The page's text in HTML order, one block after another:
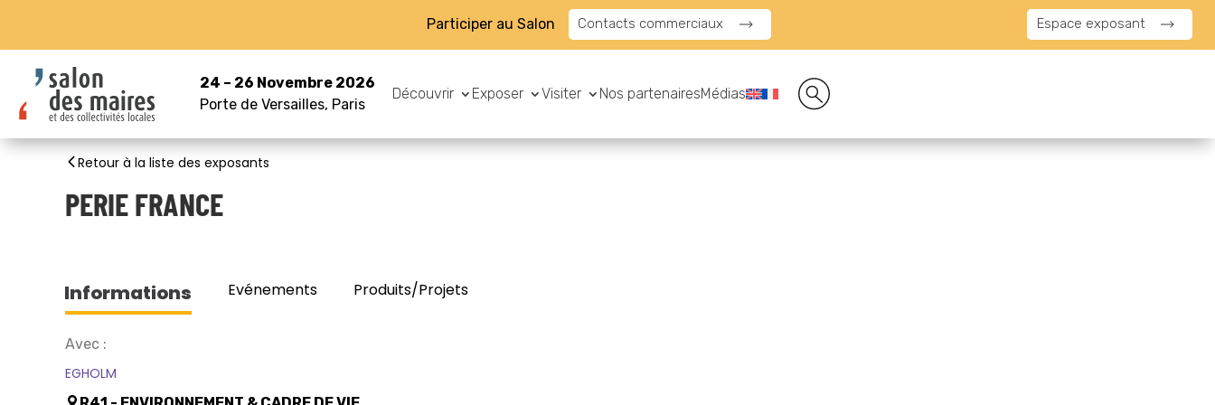
Participer au Salon Contacts commerciaux Espace exposant
24 – 26 Novembre 2026
Porte de Versailles, Paris
Découvrir Exposer Visiter Nos partenairesMédias
Retour à la liste des exposants
PERIE FRANCE
Informations Evénements Produits/Projets
Avec :
EGHOLM